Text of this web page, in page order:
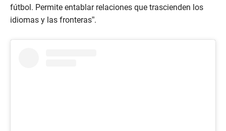
fútbol. Permite entablar relaciones que trascienden los
idiomas y las fronteras”.